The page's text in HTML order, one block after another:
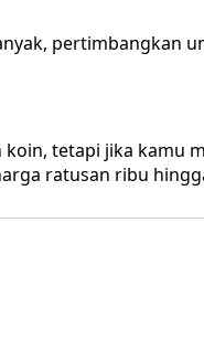
pertimbangkan
tetapi jika kamu
ratusan ribu